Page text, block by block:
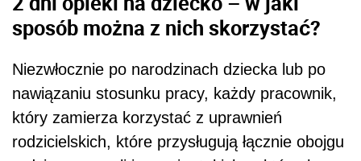
sposób można z nich skorzystać?
Niezwłocznie po narodzinach dziecka lub po
nawiązaniu stosunku pracy, każdy pracownik,
który zamierza korzystać z uprawnień
rodzicielskich, które przysługują łącznie obojgu